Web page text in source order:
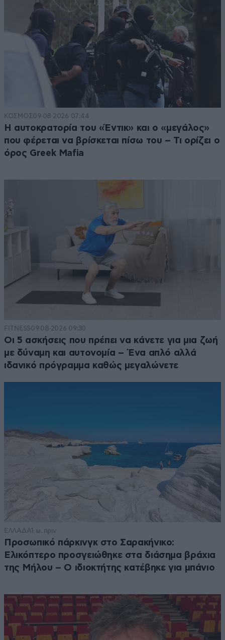
ΚΟΣΜΟΣ09·08·2026 07:44
Η αυτοκρατορία του «Έντικ» και ο «μεγάλος»
που φέρεται να βρίσκεται πίσω του – Τι ορίζει ο
όρος Greek Mafia
FITNESS09·08·2026 09:30
Οι 5 ασκήσεις που πρέπει να κάνετε για μια ζωή
με δύναμη και αυτονομία – Ένα απλό αλλά
ιδανικό πρόγραμμα καθώς μεγαλώνετε
ΕΛΛΑΔΑ1 ω. πριν
Προσωπικό πάρκινγκ στο Σαρακήνικο:
Ελικόπτερο προσγειώθηκε στα διάσημα βράχια
της Μήλου – Ο ιδιοκτήτης κατέβηκε για μπάνιο